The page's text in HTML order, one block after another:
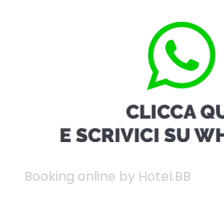
Booking online by Hotel.BB